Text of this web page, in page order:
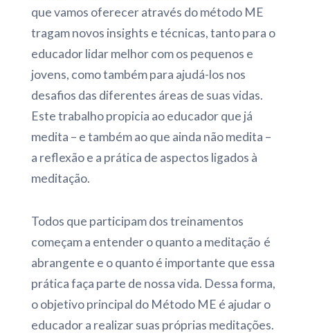
que vamos oferecer através do método ME
tragam novos insights e técnicas, tanto para o
educador lidar melhor com os pequenos e
jovens, como também para ajudá-los nos
desafios das diferentes áreas de suas vidas.
Este trabalho propicia ao educador que já
medita – e também ao que ainda não medita –
a reflexão e a prática de aspectos ligados à
meditação.
Todos que participam dos treinamentos
começam a entender o quanto a meditação é
abrangente e o quanto é importante que essa
prática faça parte de nossa vida. Dessa forma,
o objetivo principal do Método ME é ajudar o
educador a realizar suas próprias meditações.